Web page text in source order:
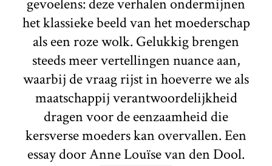
gevoelens: deze verhalen ondermijnen
het klassieke beeld van het moederschap
als een roze wolk. Gelukkig brengen
steeds meer vertellingen nuance aan,
waarbij de vraag rijst in hoeverre we als
maatschappij verantwoordelijkheid
dragen voor de eenzaamheid die
kersverse moeders kan overvallen. Een
essay door Anne Louïse van den Dool.